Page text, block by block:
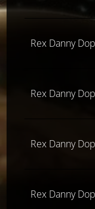
Rex Danny
Rex Danny
Rex Danny
Rex Danny